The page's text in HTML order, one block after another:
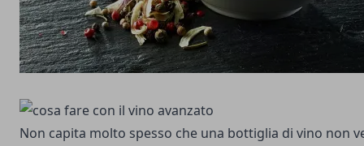
Non capita molto spesso che una bottiglia di vino non